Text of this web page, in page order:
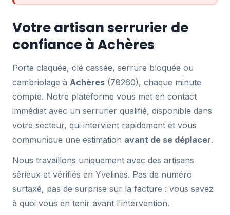
Votre artisan serrurier de
confiance à Achères
Porte claquée, clé cassée, serrure bloquée ou
cambriolage à Achères (78260), chaque minute
compte. Notre plateforme vous met en contact
immédiat avec un serrurier qualifié, disponible dans
votre secteur, qui intervient rapidement et vous
communique une estimation avant de se déplacer.
Nous travaillons uniquement avec des artisans
sérieux et vérifiés en Yvelines. Pas de numéro
surtaxé, pas de surprise sur la facture : vous savez
à quoi vous en tenir avant l'intervention.